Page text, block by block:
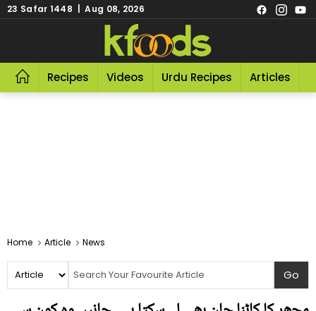
23 Safar 1448 | Aug 08, 2026
Recipes Videos Urdu Recipes Articles
Home Article News